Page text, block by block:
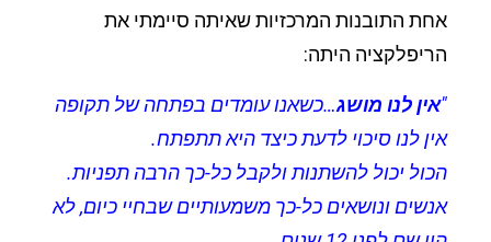
אחת התובנות המרכזיות שאיתה סיימתי את
הריפלקציה היתה:
"אין לנו מושג…כשאנו עומדים בפתחה של תקופה
אין לנו סיכוי לדעת כיצד היא תתפתח.
הכול יכול להשתנות ולקבל כל-כך הרבה תפניות.
אנשים ונושאים כל-כך משמעותיים שבחיי כיום, לא